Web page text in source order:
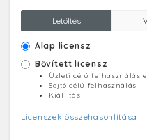
Letöltés
Alap licensz
Bővített licensz
Üzleti célú felhasználás
Sajtó célú felhasználás
Kiállítás
Licenszek összehasonlítása